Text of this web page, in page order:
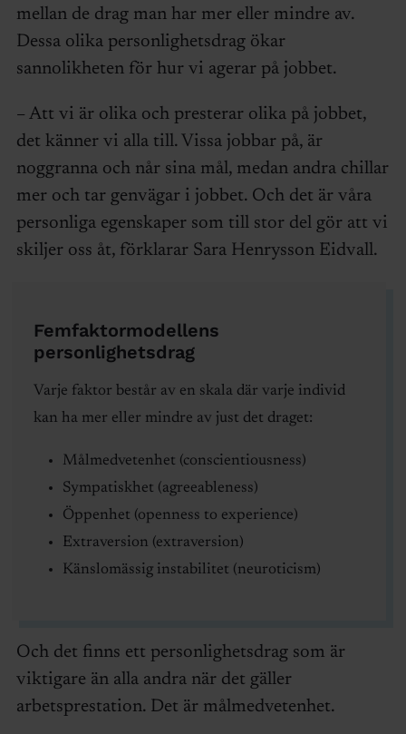
mellan de drag man har mer eller mindre av.
Dessa olika personlighetsdrag ökar
sannolikheten för hur vi agerar på jobbet.
– Att vi är olika och presterar olika på jobbet,
det känner vi alla till. Vissa jobbar på, är
noggranna och når sina mål, medan andra chillar
mer och tar genvägar i jobbet. Och det är våra
personliga egenskaper som till stor del gör att vi
skiljer oss åt, förklarar Sara Henrysson Eidvall.
Femfaktormodellens
personlighetsdrag
Varje faktor består av en skala där varje individ
kan ha mer eller mindre av just det draget:
Målmedvetenhet (conscientiousness)
Sympatiskhet (agreeableness)
Öppenhet (openness to experience)
Extraversion (extraversion)
Känslomässig instabilitet (neuroticism)
Och det finns ett personlighetsdrag som är
viktigare än alla andra när det gäller
arbetsprestation. Det är målmedvetenhet.